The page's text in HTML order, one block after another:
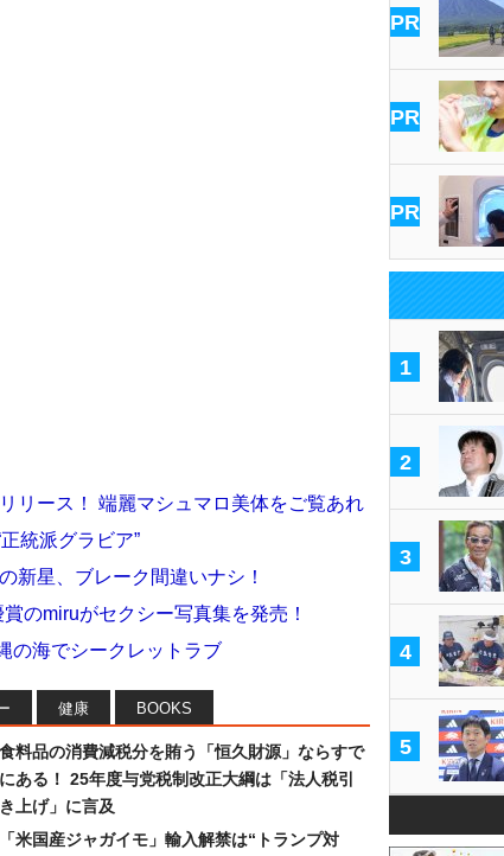
リース！ 端麗マシュマロ美体をご覧あれ
統派グラビア”
新星、ブレーク間違いナシ！
のmiruがセクシー写真集を発売！
の海でシークレットラブ
健康 BOOKS
食料品の消費減税分を賄う「恒久財源」ならすで
にある！ 25年度与党税制改正大綱は「法人税引
き上げ」に言及
「米国産ジャガイモ」輸入解禁は“トランプ対
PR
PR
PR
1
2
3
4
5